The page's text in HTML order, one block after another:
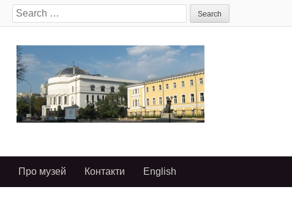
Search
for:
Про музей Контакти English